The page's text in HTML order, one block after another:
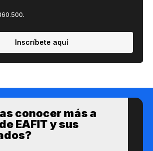
Inscríbete aquí
​​conocer m​​ás a​
​EAFIT y sus